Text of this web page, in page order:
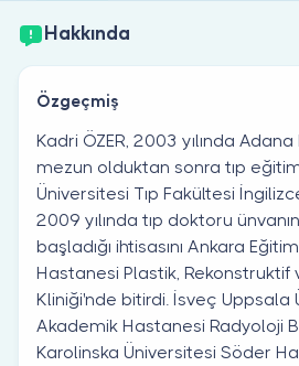
Hakkında
Özgeçmiş
Kadri ÖZER, 2003 yılında
mezun olduktan sonra tıp
Üniversitesi Tıp Fakültesi
2009 yılında tıp doktoru
başladığı ihtisasını Ankara
Hastanesi Plastik, Rekonstruktif
Kliniği'nde bitirdi. İsveç Uppsala
Akademik Hastanesi Radyoloji
Karolinska Üniversitesi Söder